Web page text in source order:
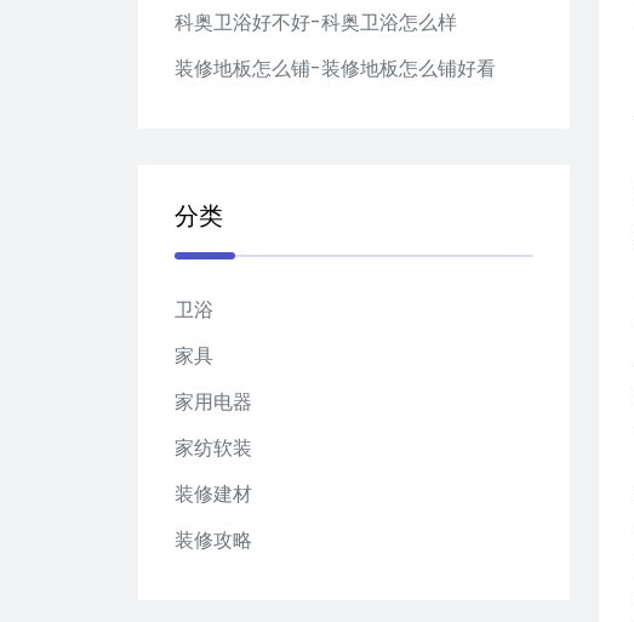
科奥卫浴好不好-科奥卫浴怎么样
装修地板怎么铺-装修地板怎么铺好看
分类
卫浴
家具
家用电器
家纺软装
装修建材
装修攻略